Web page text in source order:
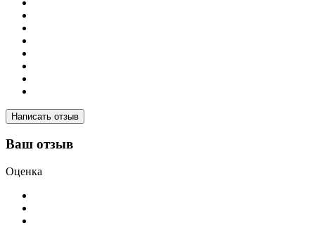
Написать отзыв
Ваш отзыв
Оценка